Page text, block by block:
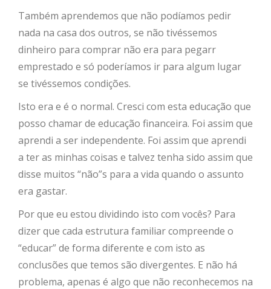
Também aprendemos que não podíamos pedir
nada na casa dos outros, se não tivéssemos
dinheiro para comprar não era para pegarr
emprestado e só poderíamos ir para algum lugar
se tivéssemos condições.
Isto era e é o normal. Cresci com esta educação que
posso chamar de educação financeira. Foi assim que
aprendi a ser independente. Foi assim que aprendi
a ter as minhas coisas e talvez tenha sido assim que
disse muitos “não”s para a vida quando o assunto
era gastar.
Por que eu estou dividindo isto com vocês? Para
dizer que cada estrutura familiar compreende o
“educar” de forma diferente e com isto as
conclusões que temos são divergentes. E não há
problema, apenas é algo que não reconhecemos na